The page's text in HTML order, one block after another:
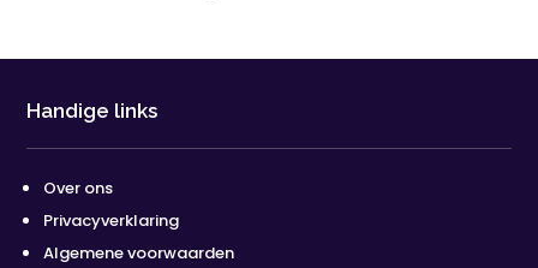
Handige links
Over ons
Privacyverklaring
Algemene voorwaarden